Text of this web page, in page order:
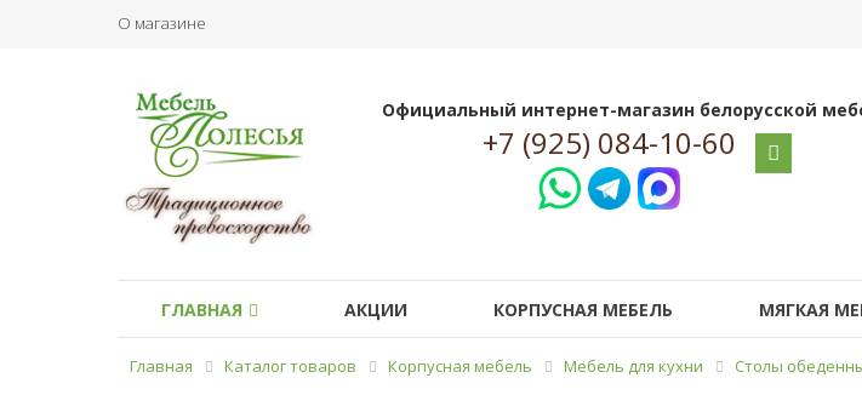
О магазине
Официальный интернет-магазин белорусской
+7 (925) 084-10-60
ГЛАВНАЯ АКЦИИ КОРПУСНАЯ МЕБЕЛЬ МЯГКАЯ
Главная Каталог товаров Корпусная мебель Мебель для кухни Столы